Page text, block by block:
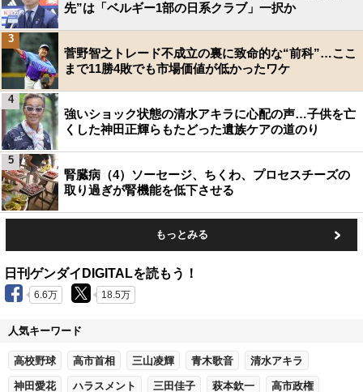
先”は「ベルギー1部の日系クラブ」一択か
菅野智之トレード不成立の裏に致命的な“前科”…ここ
まで11勝4敗でも市場価値が低かったワケ
3
強いショック状態の清水アキラに心配の声…子供を亡
くした神田正輝らもたどった遺族ケアの道のり
4
腎臓病（4）ソーセージ、ちくわ、プロセスチーズの
取り過ぎが腎機能を低下させる
5
もっとみる
日刊ゲンダイDIGITALを読もう！
6.6万 18.5万
人気キーワード
高校野球 高市首相 三山凌輝 青木歌音 清水アキラ
神田愛花 ハラスメント 三田佳子 萩本欽一 高市政権